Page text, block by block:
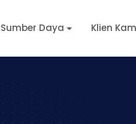
Sumber Daya Klien